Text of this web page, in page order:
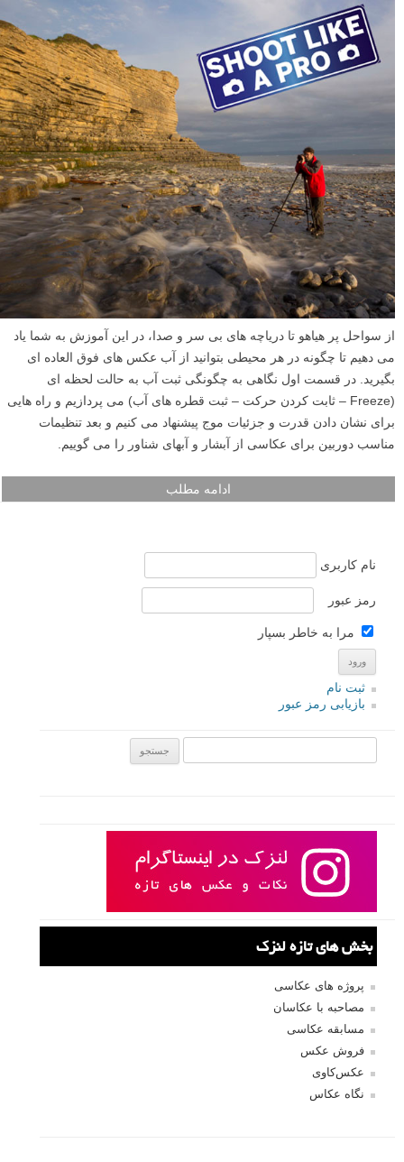
از سواحل پر هیاهو تا دریاچه های بی سر و صدا، در این آموزش به شما یاد
می دهیم تا چگونه در هر محیطی بتوانید از آب عکس های فوق العاده ای
بگیرید. در قسمت اول نگاهی به چگونگی ثبت آب به حالت لحظه ای
(Freeze – ثابت کردن حرکت – ثبت قطره های آب) می پردازیم و راه هایی
برای نشان دادن قدرت و جزئیات موج پیشنهاد می کنیم و بعد تنظیمات
مناسب دوربین برای عکاسی از آبشار و آبهای شناور را می گوییم.
ادامه مطلب
نام کاربری
رمز عبور
مرا به خاطر بسپار
ثبت نام
بازیابی رمز عبور
بخش های تازه لنزک
پروژه های عکاسی
مصاحبه با عکاسان
مسابقه عکاسی
فروش عکس
عکس‌کاوی
نگاه عکاس